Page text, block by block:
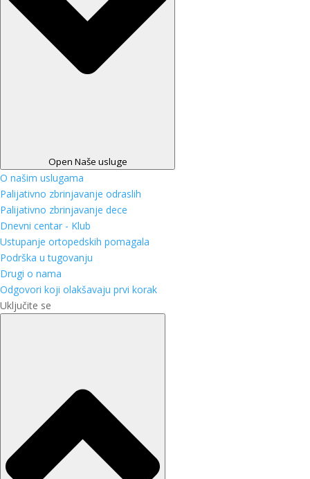
Open Naše usluge
O našim uslugama
Palijativno zbrinjavanje odraslih
Palijativno zbrinjavanje dece
Dnevni centar - Klub
Ustupanje ortopedskih pomagala
Podrška u tugovanju
Drugi o nama
Odgovori koji olakšavaju prvi korak
Uključite se